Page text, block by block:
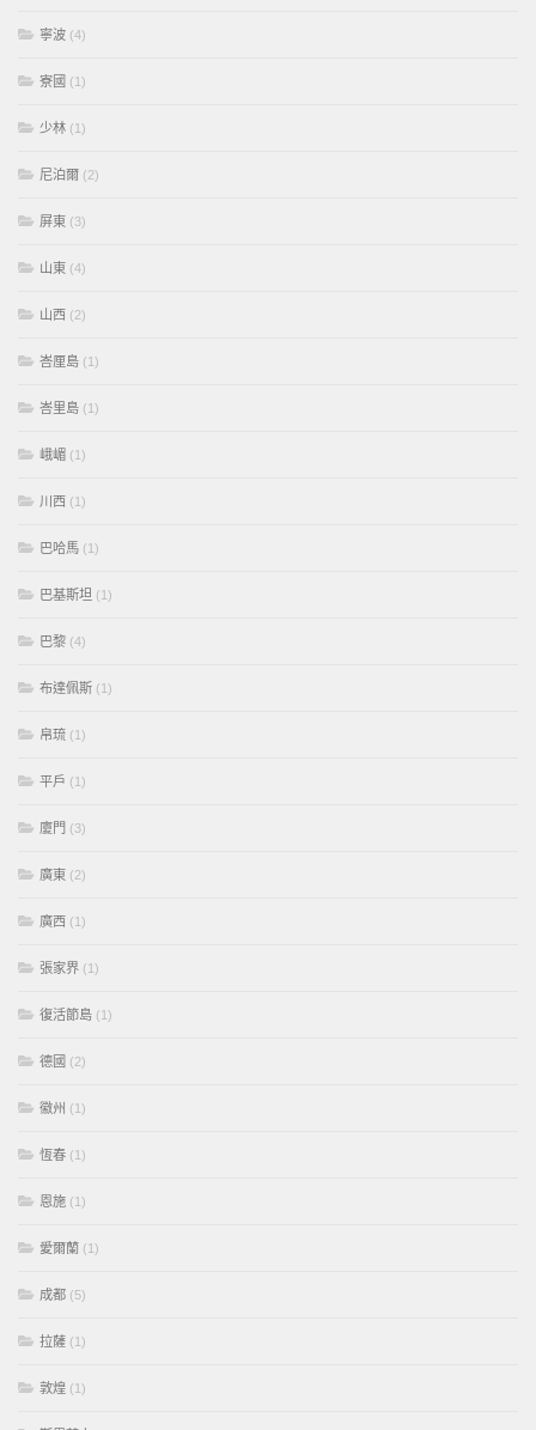
寧波 (4)
寮國 (1)
少林 (1)
尼泊爾 (2)
屏東 (3)
山東 (4)
山西 (2)
峇厘島 (1)
峇里島 (1)
峨嵋 (1)
川西 (1)
巴哈馬 (1)
巴基斯坦 (1)
巴黎 (4)
布達佩斯 (1)
帛琉 (1)
平戶 (1)
廈門 (3)
廣東 (2)
廣西 (1)
張家界 (1)
復活節島 (1)
德國 (2)
徽州 (1)
恆春 (1)
恩施 (1)
愛爾蘭 (1)
成都 (5)
拉薩 (1)
敦煌 (1)